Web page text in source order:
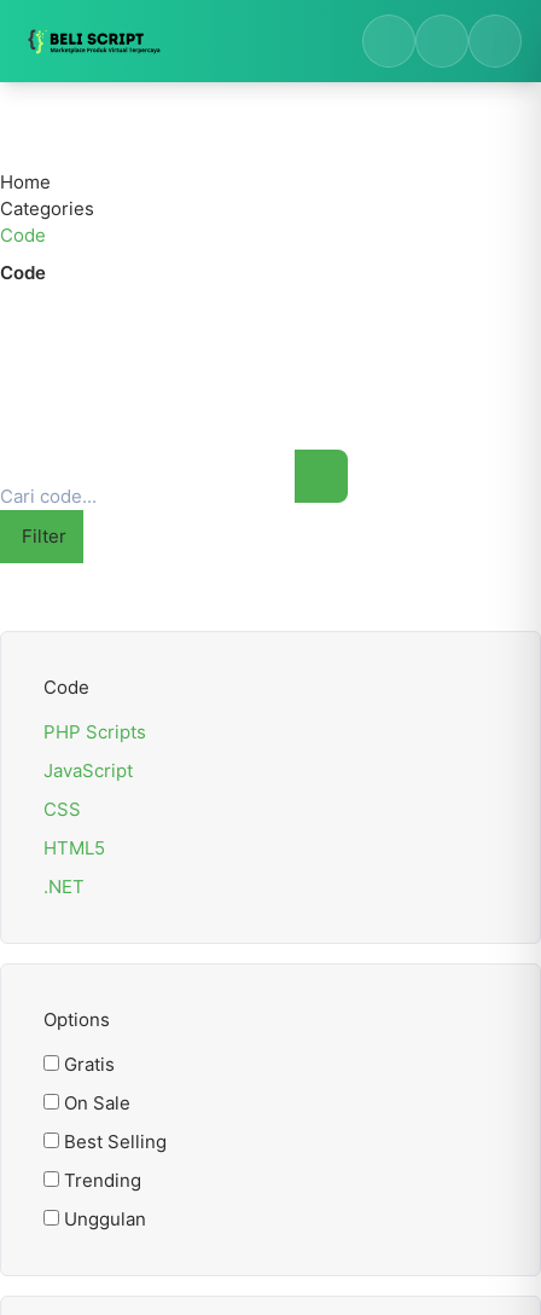
Home
Categories
Code
Code
Filter
Code
PHP Scripts
JavaScript
CSS
HTML5
.NET
Options
Gratis
On Sale
Best Selling
Trending
Unggulan